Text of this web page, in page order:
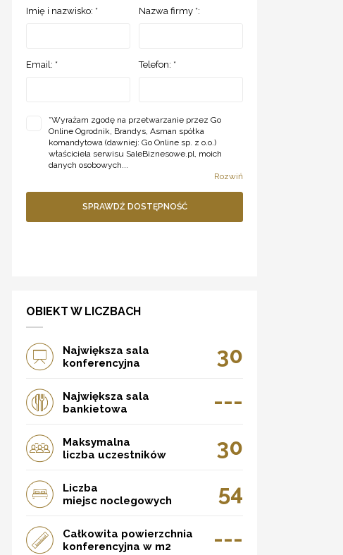
Imię i nazwisko: * Nazwa firmy *:
Email: * Telefon: *
*Wyrażam zgodę na przetwarzanie przez Go
Online Ogrodnik, Brandys, Asman spółka
komandytowa (dawniej: Go Online sp. z o.o.)
właściciela serwisu SaleBiznesowe.pl, moich
danych osobowych...
Rozwiń
SPRAWDŹ DOSTĘPNOŚĆ
OBIEKT W LICZBACH
Największa sala
konferencyjna
30
Największa sala
bankietowa
---
Maksymalna
liczba uczestników
30
Liczba
miejsc noclegowych
54
Całkowita powierzchnia
konferencyjna w m2
---